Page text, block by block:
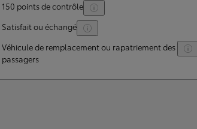
150 points de contrôle
Satisfait ou échangé
Véhicule de remplacement ou rapatriement des
passagers